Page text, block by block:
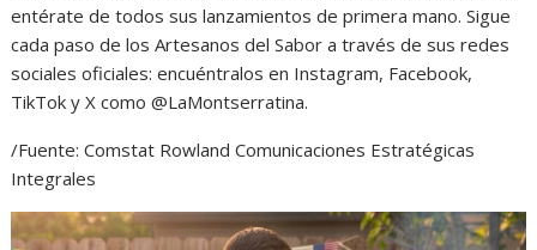
entérate de todos sus lanzamientos de primera mano. Sigue
cada paso de los Artesanos del Sabor a través de sus redes
sociales oficiales: encuéntralos en Instagram, Facebook,
TikTok y X como @LaMontserratina.
/Fuente: Comstat Rowland Comunicaciones Estratégicas
Integrales